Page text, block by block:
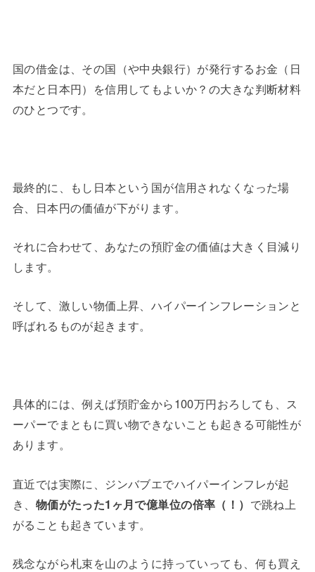
国の借金は、その国（や中央銀行）が発行するお金（日
本だと日本円）を信用してもよいか？の大きな判断材料
のひとつです。
最終的に、もし日本という国が信用されなくなった場
合、日本円の価値が下がります。
それに合わせて、あなたの預貯金の価値は大きく目減り
します。
そして、激しい物価上昇、ハイパーインフレーションと
呼ばれるものが起きます。
具体的には、例えば預貯金から100万円おろしても、ス
ーパーでまともに買い物できないことも起きる可能性が
あります。
直近では実際に、ジンバブエでハイパーインフレが起
き、 物価がたった1ヶ月で億単位の倍率（！） で跳ね上
がることも起きています。
残念ながら札束を山のように持っていっても、何も買え